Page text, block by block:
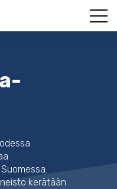
kerätään